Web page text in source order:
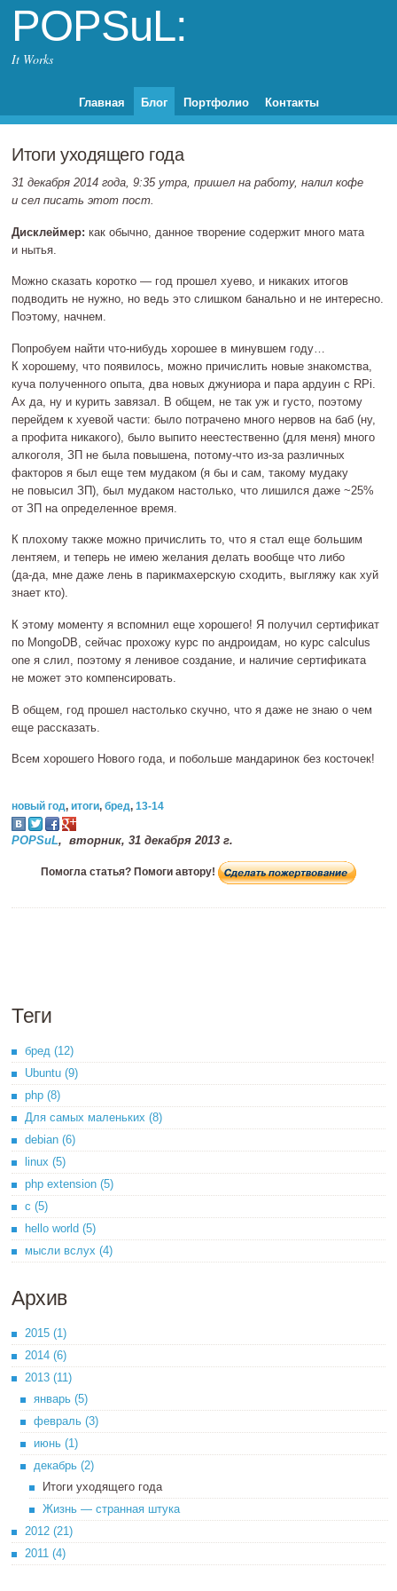
POPSuL:
It Works
Главная Блог Портфолио Контакты
Итоги уходящего года
31 декабря 2014 года, 9:35 утра, пришел на работу, налил кофе
и сел писать этот пост.
Дисклеймер:как обычно, данное творение содержит много мата
и нытья.
Можно сказать коротко — год прошел хуево, и никаких итогов
подводить не нужно, но ведь это слишком банально и не интересно.
Поэтому, начнем.
Попробуем найтичто‐нибудь хорошее в минувшем году…
К хорошему, что появилось, можно причислить новые знакомства,
куча полученного опыта, два новых джуниора и пара ардуин с RPi.
Ах да, ну и курить завязал. В общем, не так уж и густо, поэтому
перейдем к хуевой части: было потрачено много нервов на баб (ну,
а профита никакого), было выпито неестественно (для меня) много
алкоголя, ЗП не была повышена, потому‐что из‐за различных
факторов я был еще тем мудаком (я бы и сам, такому мудаку
не повысил ЗП), был мудаком настолько, что лишился даже ~25%
от ЗП на определенное время.
К плохому также можно причислить то, что я стал еще большим
лентяем, и теперь не имею желания делать вообще что либо
(да‐да, мне даже лень в парикмахерскую сходить, выгляжу как хуй
знает кто).
К этому моменту я вспомнил еще хорошего! Я получил сертификат
по MongoDB, сейчас прохожу курс по андроидам, но курс calculus
one я слил, поэтому я ленивое создание, и наличие сертификата
не может это компенсировать.
В общем, год прошел настолько скучно, что я даже не знаю о чем
еще рассказать.
Всем хорошего Нового года, и побольше мандаринок без косточек!
новый год,итоги,бред,13-14
POPSuL, вторник, 31 декабря 2013 г.
Помогла статья? Помоги автору!
Теги
бред (12)
Ubuntu (9)
php (8)
Для самых маленьких (8)
debian (6)
linux (5)
php extension (5)
c (5)
hello world (5)
мысли вслух (4)
Архив
2015 (1)
2014 (6)
2013 (11)
январь (5)
февраль (3)
июнь (1)
декабрь (2)
Итоги уходящего года
Жизнь — странная штука
2012 (21)
2011 (4)